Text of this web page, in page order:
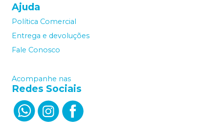
Ajuda
Política Comercial
Entrega e devoluções
Fale Conosco
Acompanhe nas
Redes Sociais